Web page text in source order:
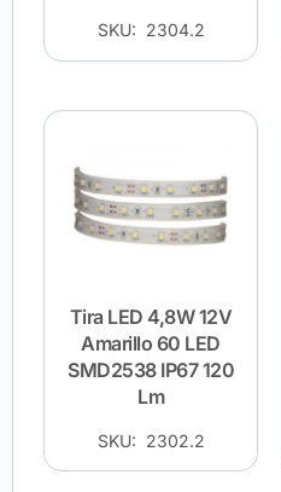
SKU: 2304.2
Tira LED 4,8W 12V
Amarillo 60 LED
SMD2538 IP67 120
Lm
SKU: 2302.2